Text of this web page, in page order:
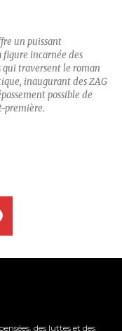
un puissant
figure incarnée des
traversent le roman
inaugurant des ZAG
possible de
première.
des luttes et des